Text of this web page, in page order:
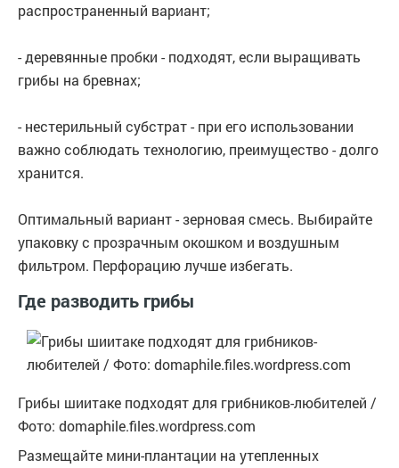
распространенный вариант;
- деревянные пробки - подходят, если выращивать
грибы на бревнах;
- нестерильный субстрат - при его использовании
важно соблюдать технологию, преимущество - долго
хранится.
Оптимальный вариант - зерновая смесь. Выбирайте
упаковку с прозрачным окошком и воздушным
фильтром. Перфорацию лучше избегать.
Где разводить грибы
Грибы шиитаке подходят для грибников-любителей /
Фото: domaphile.files.wordpress.com
Размещайте мини-плантации на утепленных